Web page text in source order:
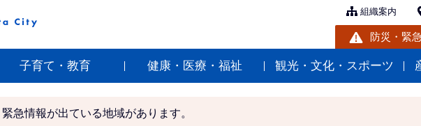
組織案内
防災・緊
子育て・教育 健康・医療・福祉 観光・文化・スポーツ
緊急情報が出ている地域があります。